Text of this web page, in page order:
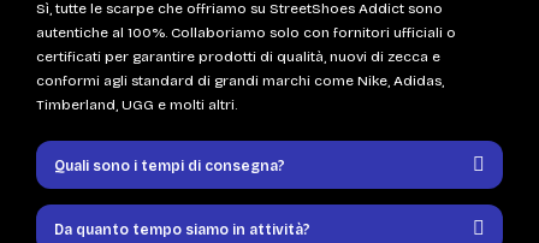
Sì, tutte le scarpe che offriamo su StreetShoes Addict sono
autentiche al 100%. Collaboriamo solo con fornitori ufficiali o
certificati per garantire prodotti di qualità, nuovi di zecca e
conformi agli standard di grandi marchi come Nike, Adidas,
Timberland, UGG e molti altri.
Quali sono i tempi di consegna?
Da quanto tempo siamo in attività?